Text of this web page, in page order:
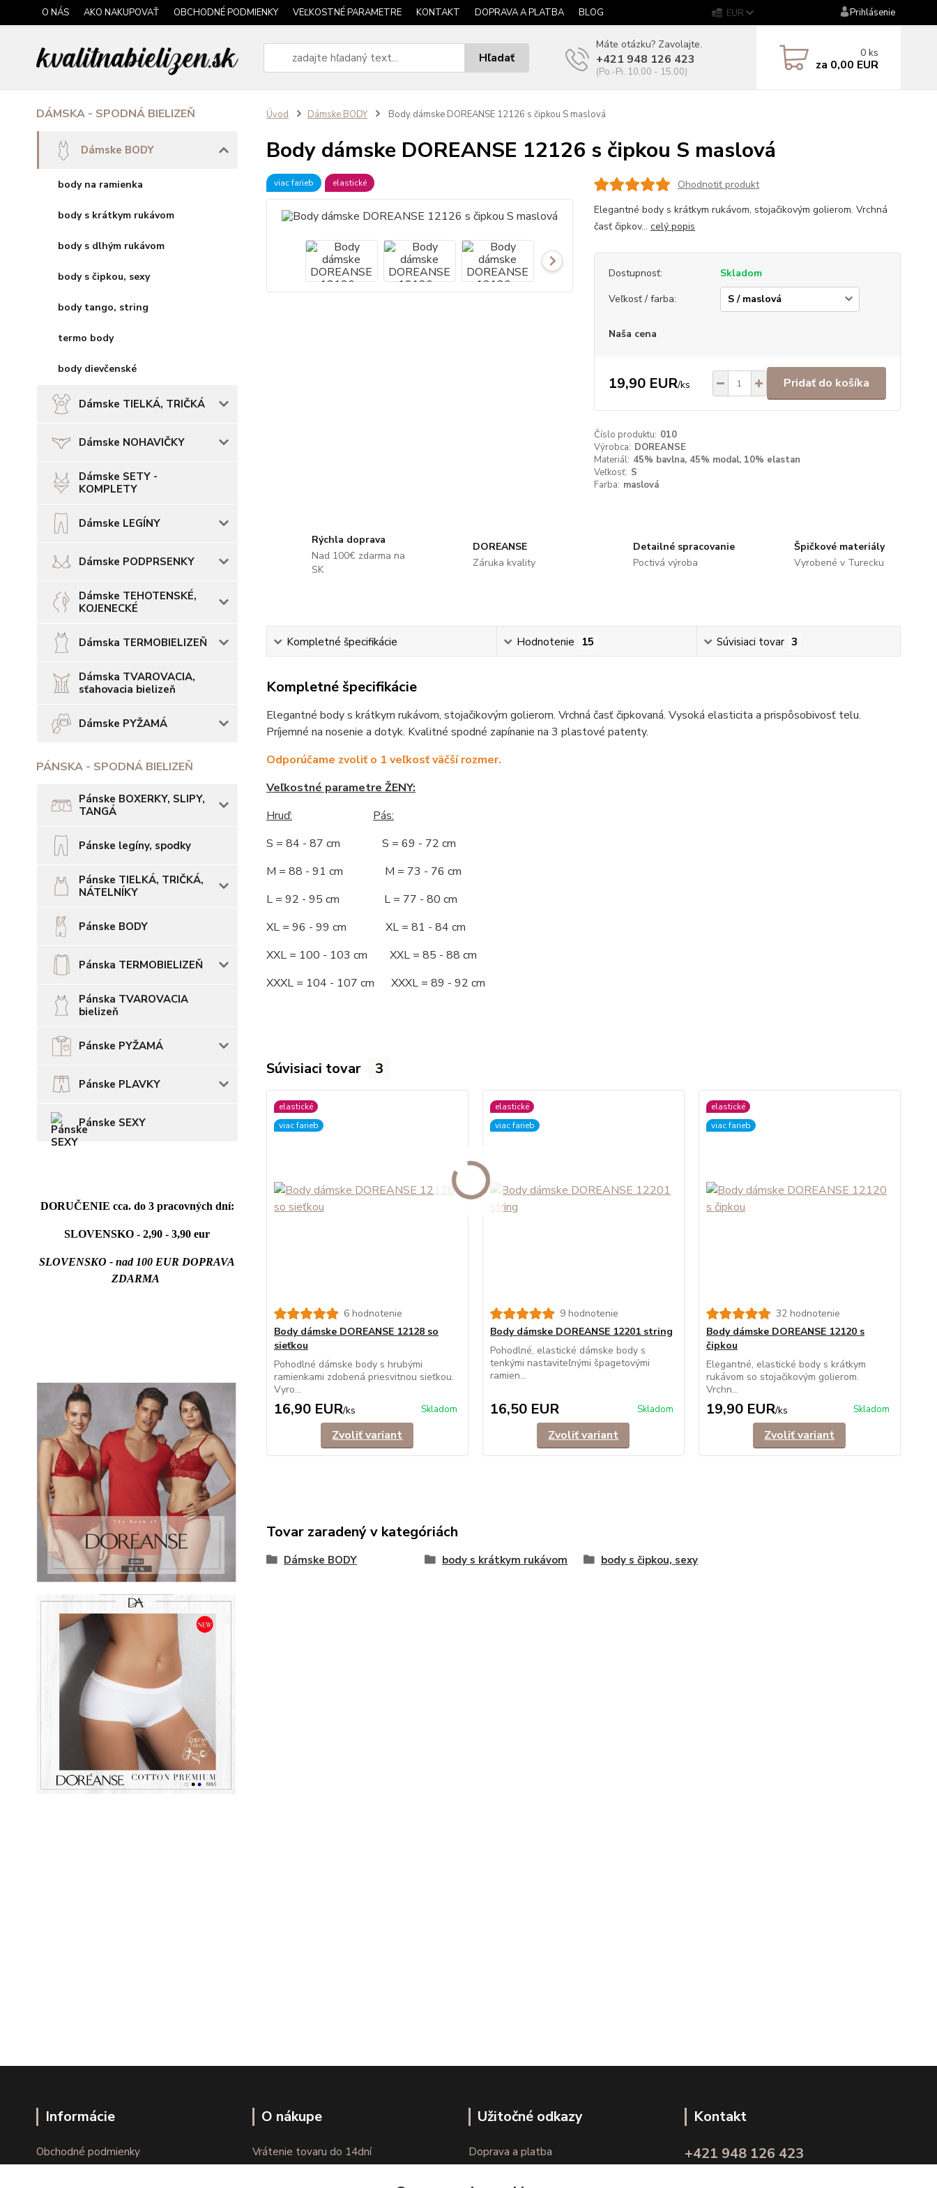
O NÁS AKO NAKUPOVAŤ OBCHODNÉ PODMIENKY VEĽKOSTNÉ PARAMETRE KONTAKT DOPRAVA A PLATBA BLOG EUR Prihlásenie
Hľadať
Máte otázku? Zavolajte.
+421 948 126 423
(Po.-Pi. 10.00 - 15.00)
0 ks
za 0,00 EUR
DÁMSKA - SPODNÁ BIELIZEŇ
Dámske BODY
body na ramienka
body s krátkym rukávom
body s dlhým rukávom
body s čipkou, sexy
body tango, string
termo body
body dievčenské
Dámske TIELKÁ, TRIČKÁ
Dámske NOHAVIČKY
Dámske SETY -
KOMPLETY
Dámske LEGÍNY
Dámske PODPRSENKY
Dámske TEHOTENSKÉ,
KOJENECKÉ
Dámska TERMOBIELIZEŇ
Dámska TVAROVACIA,
sťahovacia bielizeň
Dámske PYŽAMÁ
PÁNSKA - SPODNÁ BIELIZEŇ
Pánske BOXERKY, SLIPY,
TANGÁ
Pánske legíny, spodky
Pánske TIELKÁ, TRIČKÁ,
NÁTELNÍKY
Pánske BODY
Pánska TERMOBIELIZEŇ
Pánska TVAROVACIA
bielizeň
Pánske PYŽAMÁ
Pánske PLAVKY
Pánske SEXY
DORUČENIE cca. do 3 pracovných dní:
SLOVENSKO - 2,90 - 3,90 eur
SLOVENSKO - nad 100 EUR DOPRAVA
ZDARMA
Úvod Dámske BODY Body dámske DOREANSE 12126 s čipkou S maslová
Body dámske DOREANSE 12126 s čipkou S maslová
viac farieb elastické
Ohodnotiť produkt
Elegantné body s krátkym rukávom, stojačikovým golierom. Vrchná
časť čipkov... celý popis
Dostupnosť:
Skladom
Veľkosť / farba:
Naša cena
19,90 EUR/ks Pridať do košíka
Číslo produktu: 010
Výrobca: DOREANSE
Materiál: 45% bavlna, 45% modal, 10% elastan
Veľkosť: S
Farba: maslová
Rýchla doprava
Nad 100€ zdarma na
SK
DOREANSE
Záruka kvality
Detailné spracovanie
Poctivá výroba
Špičkové materiály
Vyrobené v Turecku
Kompletné špecifikácie Hodnotenie 15 Súvisiaci tovar 3
Kompletné špecifikácie
Elegantné body s krátkym rukávom, stojačikovým golierom. Vrchná časť čipkovaná. Vysoká elasticita a prispôsobivosť telu.
Príjemné na nosenie a dotyk. Kvalitné spodné zapínanie na 3 plastové patenty.
Odporúčame zvoliť o 1 veľkosť väčší rozmer.
Veľkostné parametre ŽENY:
Hruď:
Pás:
S = 84 - 87 cm S = 69 - 72 cm
M = 88 - 91 cm M = 73 - 76 cm
L = 92 - 95 cm L = 77 - 80 cm
XL = 96 - 99 cm XL = 81 - 84 cm
XXL = 100 - 103 cm XXL = 85 - 88 cm
XXXL = 104 - 107 cm XXXL = 89 - 92 cm
Súvisiaci tovar 3
elastické
viac farieb
6 hodnotenie
Body dámske DOREANSE 12128 so
sieťkou
Pohodlné dámske body s hrubými
ramienkami zdobená priesvitnou sieťkou.
Vyro...
16,90 EUR/ks Skladom
Zvoliť variant
elastické
viac farieb
9 hodnotenie
Body dámske DOREANSE 12201 string
Pohodlné, elastické dámske body s
tenkými nastaviteľnými špagetovými
ramien...
16,50 EUR Skladom
Zvoliť variant
elastické
viac farieb
32 hodnotenie
Body dámske DOREANSE 12120 s
čipkou
Elegantné, elastické body s krátkym
rukávom so stojačikovým golierom.
Vrchn...
19,90 EUR/ks Skladom
Zvoliť variant
Tovar zaradený v kategóriách
Dámske BODY body s krátkym rukávom body s čipkou, sexy
Informácie
Obchodné podmienky
O nákupe
Vrátenie tovaru do 14dní
Užitočné odkazy
Doprava a platba
Kontakt
+421 948 126 423